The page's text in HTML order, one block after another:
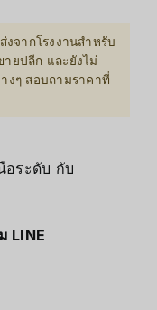
จากโรงงานสำหรับ
ยปลีก และยังไม่
งๆ สอบถามราคาที่
อระดับ กับ
LINE